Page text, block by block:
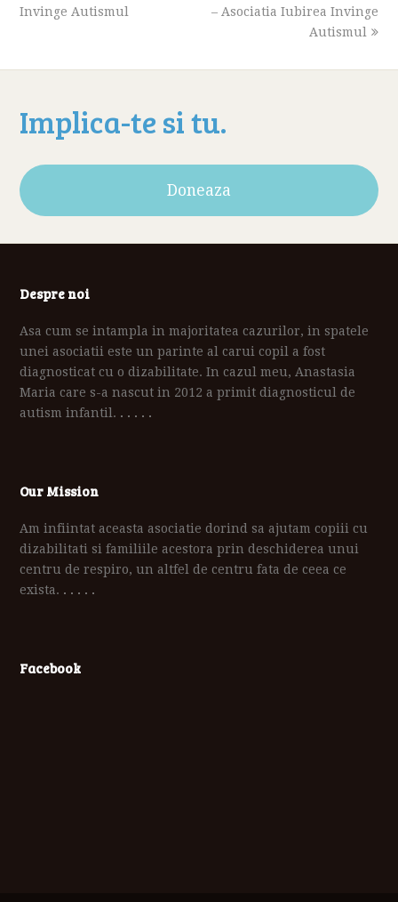
Invinge Autismul
– Asociatia Iubirea Invinge
Autismul
Implica-te si tu.
Doneaza
Despre noi
Asa cum se intampla in majoritatea cazurilor, in spatele
unei asociatii este un parinte al carui copil a fost
diagnosticat cu o dizabilitate. In cazul meu, Anastasia
Maria care s-a nascut in 2012 a primit diagnosticul de
autism infantil. . . . . .
Our Mission
Am infiintat aceasta asociatie dorind sa ajutam copiii cu
dizabilitati si familiile acestora prin deschiderea unui
centru de respiro, un altfel de centru fata de ceea ce
exista. . . . . .
Facebook